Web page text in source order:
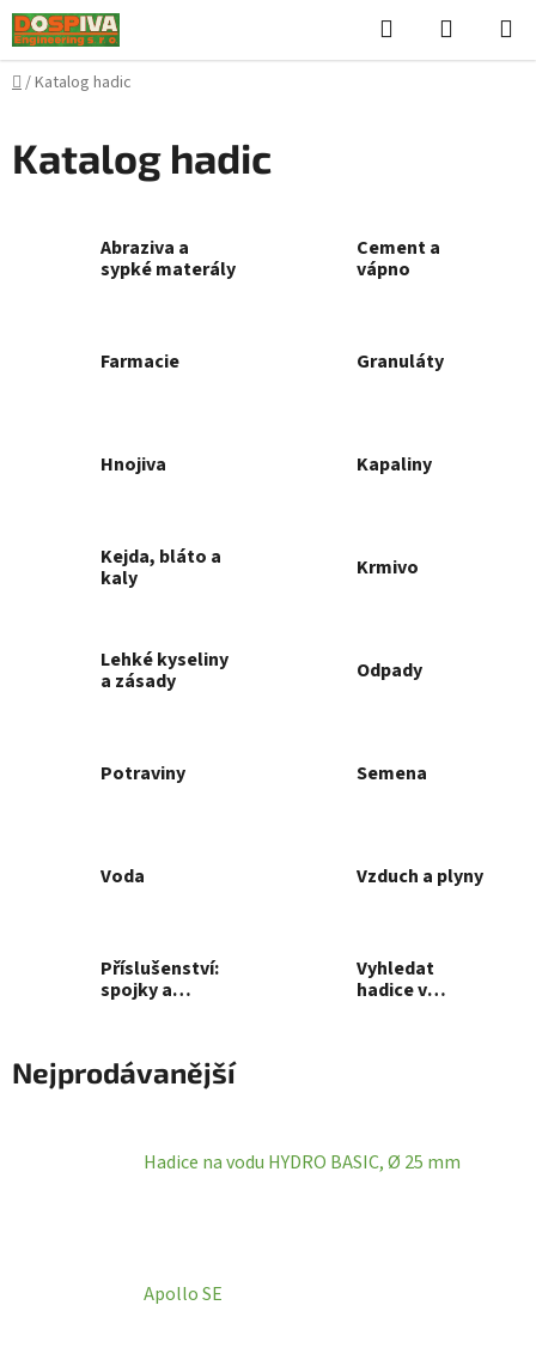
Přejít
na
obsah
Hledat
KOŠÍK
Domů
/Katalog hadic
Katalog hadic
Abraziva a
sypké materály
Cement a
vápno
Farmacie Granuláty
Hnojiva Kapaliny
Kejda, bláto a
kaly
Krmivo
Lehké kyseliny
a zásady
Odpady
Potraviny Semena
Voda Vzduch a plyny
Příslušenství:
spojky a
Vyhledat
hadice v
Nejprodávanější
Hadice na vodu HYDRO BASIC, Ø 25 mm
Apollo SE